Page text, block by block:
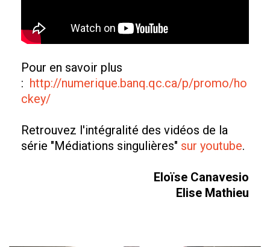
Pour en savoir plus
: http://numerique.banq.qc.ca/p/promo/ho
ckey/
Retrouvez l'intégralité des vidéos de la
série "Médiations singulières" sur youtube.
Eloïse Canavesio
Elise Mathieu